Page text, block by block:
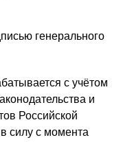
генерального
с учётом
и
Российской
силу с момента